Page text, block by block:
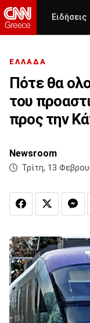
Ειδήσεις
ΕΛΛΑΔΑ
Πότε θα
του
προς την
Newsroom
Τρίτη, 13